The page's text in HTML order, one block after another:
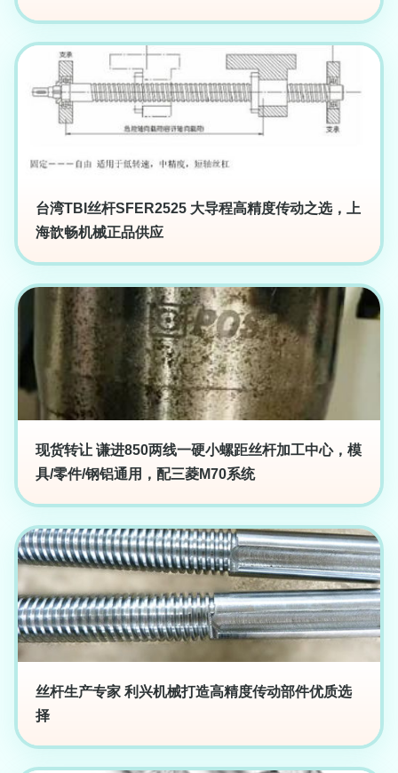
台湾TBI丝杆SFER2525 大导程高精度传动之选，上
海歆畅机械正品供应
现货转让 谦进850两线一硬小螺距丝杆加工中心，模
具/零件/钢铝通用，配三菱M70系统
丝杆生产专家 利兴机械打造高精度传动部件优质选
择